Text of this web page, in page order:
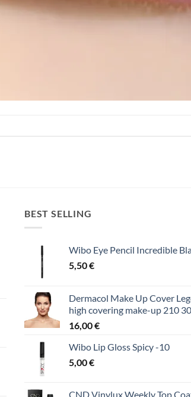
BEST SELLING
Wibo Eye Pencil Incredible
5,50€
Dermacol Make Up Cover
high covering make-up 210
16,00€
Wibo Lip Gloss Spicy -10
5,00€
CND Vinylux Weekly Top